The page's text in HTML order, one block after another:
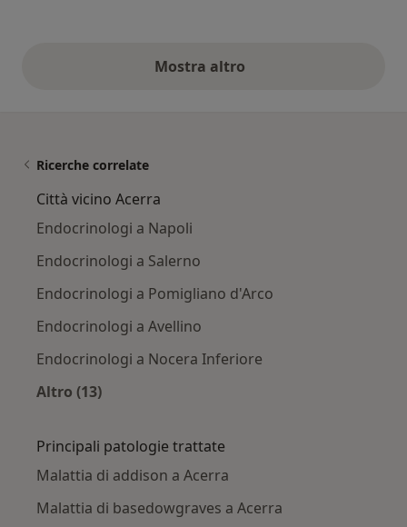
Mostra altroopinioni di cui sopra
Ricerche correlate
Città vicino Acerra
Endocrinologi a Napoli
Endocrinologi a Salerno
Endocrinologi a Pomigliano d'Arco
Endocrinologi a Avellino
Endocrinologi a Nocera Inferiore
Altro (13)
Principali patologie trattate
Malattia di addison a Acerra
Malattia di basedowgraves a Acerra